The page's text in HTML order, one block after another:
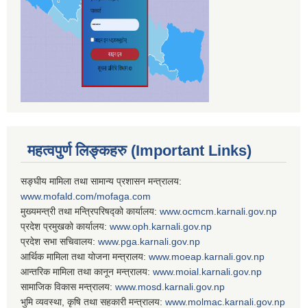
महत्वपुर्ण लिङ्कहरु (Important Links)
सङ्घीय मामिला तथा सामान्य प्रशासन मन्त्रालय:
www.mofald.com/mofaga.com
मुख्यमन्त्री तथा मन्त्रिपरिषद्को कार्यालय: www.ocmcm.karnali.gov.np
प्रदेश प्रमुखको कार्यालय: www.oph.karnali.gov.np
प्रदेश सभा सचिवालय: www. pga.karnali.gov.np
आर्थिक मामिला तथा योजना मन्त्रालय: www. moeap.karnali.gov.np
आन्तरिक मामिला तथा कानून मन्त्रालय: www. moial.karnali.gov.np
सामाजिक विकास मन्त्रालय: www. mosd.karnali.gov.np
भुमि व्यवस्था, कृषि तथा सहकारी मन्त्रालय: www. molmac.karnali.gov.np